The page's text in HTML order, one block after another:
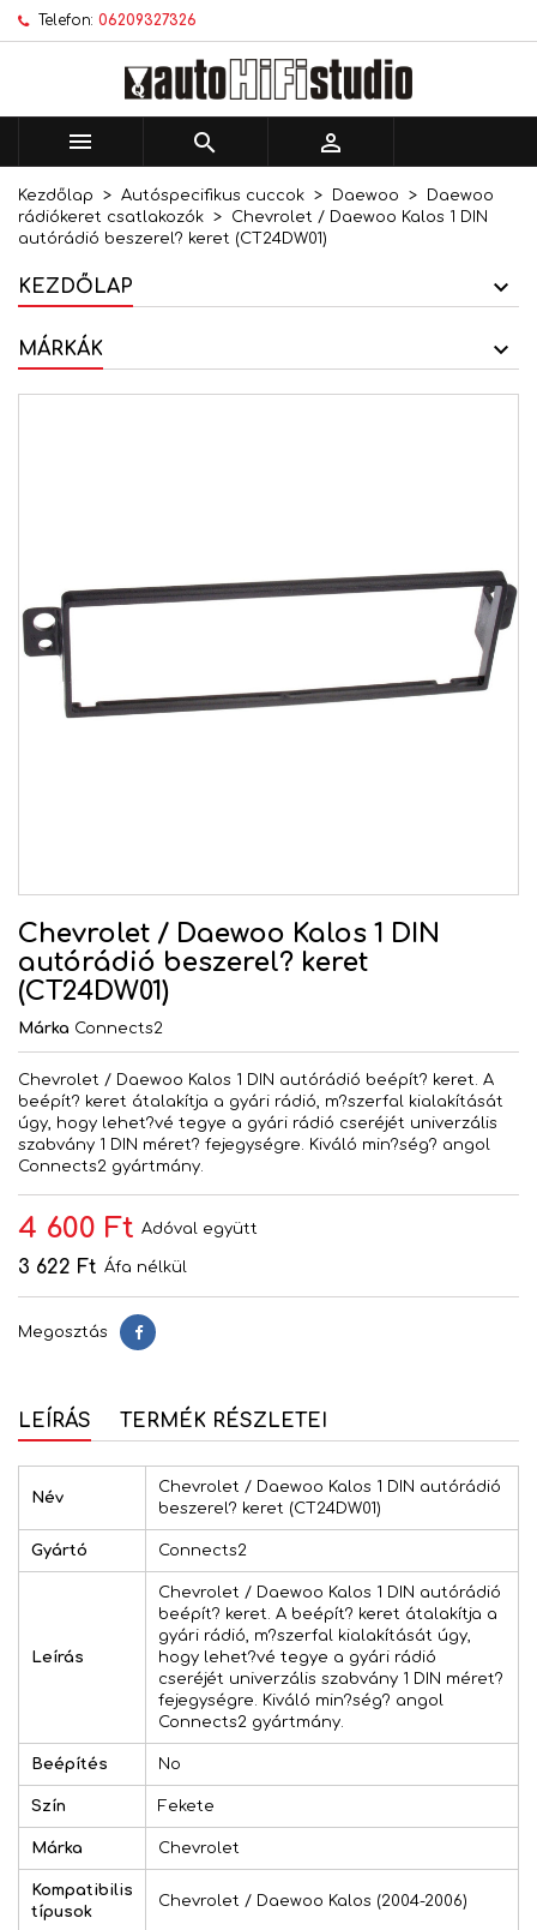
Telefon: 06209327326
  
Kezdőlap Autóspecifikus cuccok Daewoo
Daewoo
rádiókeret csatlakozók
Chevrolet / Daewoo Kalos 1 DIN
autórádió beszerel? keret (CT24DW01)
KEZDŐLAP
MÁRKÁK
Chevrolet / Daewoo Kalos 1 DIN
autórádió beszerel? keret
(CT24DW01)
Márka Connects2
Chevrolet / Daewoo Kalos 1 DIN autórádió beépít? keret. A
beépít? keret átalakítja a gyári rádió, m?szerfal kialakítását
úgy, hogy lehet?vé tegye a gyári rádió cseréjét univerzális
szabvány 1 DIN méret? fejegységre. Kiváló min?ség? angol
Connects2 gyártmány.
4 600 Ft Adóval együtt
3 622 Ft Áfa nélkül
Megosztás Megosztás
LEÍRÁS TERMÉK RÉSZLETEI
Név
Chevrolet / Daewoo Kalos 1 DIN autórádió
beszerel? keret (CT24DW01)
Gyártó Connects2
Leírás
Chevrolet / Daewoo Kalos 1 DIN autórádió
beépít? keret. A beépít? keret átalakítja a
gyári rádió, m?szerfal kialakítását úgy,
hogy lehet?vé tegye a gyári rádió
cseréjét univerzális szabvány 1 DIN méret?
fejegységre. Kiváló min?ség? angol
Connects2 gyártmány.
Beépítés No
Szín Fekete
Márka Chevrolet
Kompatibilis
típusok
Chevrolet / Daewoo Kalos (2004-2006)
Kívánságlistáim ×
Új lista létrehozása
Kívánságlista létrehozása ×
Kívánságlista neve
Mégsem Kívánságlista létrehozása
Bejelentkezés ×
történő mentéséhez.
Mégsem Bejelentkezés